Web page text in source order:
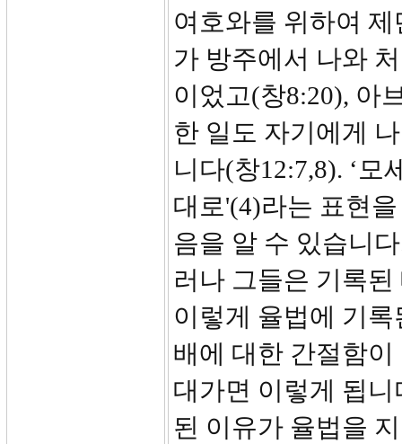
여호와를 위하여
가 방주에서 나와
이었고(창8:20), 아
한 일도 자기에게
니다(창12:7,8). ‘모
대로'(4)라는 표현
음을 알 수 있습니
러나 그들은 기록
이렇게 율법에 기
배에 대한 간절함
대가면 이렇게 됩
된 이유가 율법을